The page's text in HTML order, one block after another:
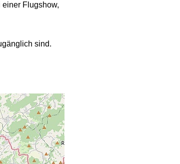
Flugshow,
sind.